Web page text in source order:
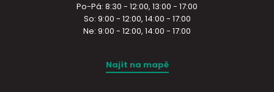
Po-Pá: 8:30 - 12:00, 13:00 - 17:00
So: 9:00 - 12:00, 14:00 - 17:00
Ne: 9:00 - 12:00, 14:00 - 17:00
Najít na mapě